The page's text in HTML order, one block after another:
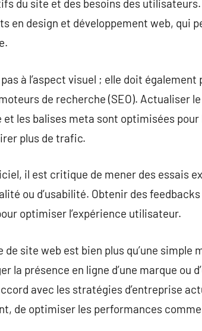
du site et des besoins des
en design et développement web, qui
à l’aspect visuel ; elle doit
de recherche (SEO). Actualiser
les balises meta sont optimisées
plus de trafic.
il est critique de mener des essais
ou d’usabilité. Obtenir des
optimiser l’expérience utilisateur.
site web est bien plus qu’une simple
la présence en ligne d’une marque ou
avec les stratégies d’entreprise
de optimiser les performances